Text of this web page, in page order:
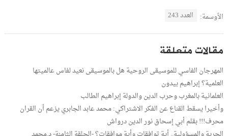
الأوسمة: العدد 243
مقالات متعلقة
المهرجان الفاسي للموسيقى الروحية هل بالموسيقى نعيد لفاس عالميتها
العلمية؟ إبراهيم بيدون
العلمانية بالمغرب وحرب الدين والدولة إبراهيم الطالب
وأخيرا يسقط القناع عن الفكر الاشتراكي: محمد عابد الجابري يزعم أن القران
محرف!!! بقلم أبي إسحاق نور الدين درواش